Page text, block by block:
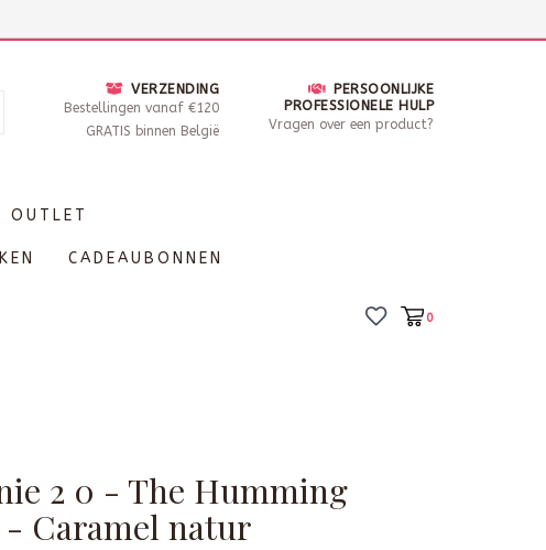
Dinsdag - Zaterdag open van 10 - 17u30
VERZENDING
Bestellingen vanaf €120
GRATIS binnen België
PERSOONLIJKE
PROFESSIONELE HULP
Vragen over een product?
OUTLET
CADEAUBONNEN
0
2 0 - The Humming
- Caramel natur